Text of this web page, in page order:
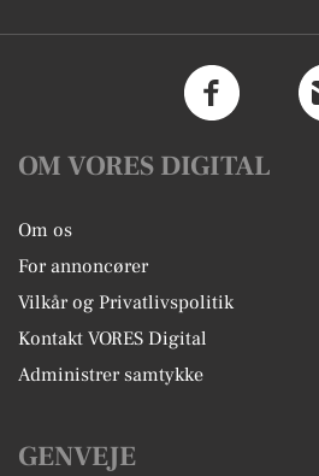
OM VORES DIGITAL
Om os
For annoncører
Vilkår og Privatlivspolitik
Kontakt VORES Digital
Administrer samtykke
GENVEJE